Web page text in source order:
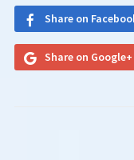
Share on
Share on Google+